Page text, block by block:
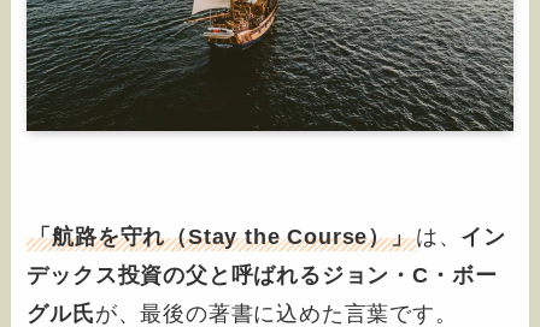
「航路を守れ（Stay the Course）」は、 イン
デックス投資の父と呼ばれるジョン・C・ボー
グル氏が、最後の著書に込めた言葉です。